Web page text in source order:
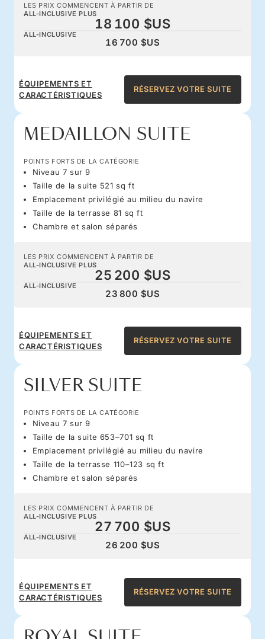
LES PRIX COMMENCENT À PARTIR DE
ALL-INCLUSIVE PLUS
18 100 $US
ALL-INCLUSIVE
16 700 $US
ÉQUIPEMENTS ET
CARACTÉRISTIQUES
RÉSERVEZ VOTRE SUITE
MEDAILLON SUITE
POINTS FORTS DE LA CATÉGORIE
Niveau 7 sur 9
Taille de la suite 521 sq ft
Emplacement privilégié au milieu du navire
Taille de la terrasse 81 sq ft
Chambre et salon séparés
LES PRIX COMMENCENT À PARTIR DE
ALL-INCLUSIVE PLUS
25 200 $US
ALL-INCLUSIVE
23 800 $US
ÉQUIPEMENTS ET
CARACTÉRISTIQUES
RÉSERVEZ VOTRE SUITE
SILVER SUITE
POINTS FORTS DE LA CATÉGORIE
Niveau 7 sur 9
Taille de la suite 653–701 sq ft
Emplacement privilégié au milieu du navire
Taille de la terrasse 110–123 sq ft
Chambre et salon séparés
LES PRIX COMMENCENT À PARTIR DE
ALL-INCLUSIVE PLUS
27 700 $US
ALL-INCLUSIVE
26 200 $US
ÉQUIPEMENTS ET
CARACTÉRISTIQUES
RÉSERVEZ VOTRE SUITE